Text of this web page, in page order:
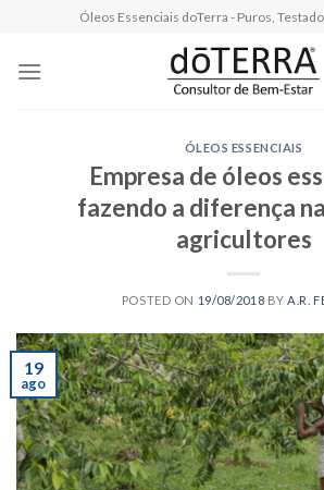
content
Óleos Essenciais doTerra - Puros,
ÓLEOS ESSENCIAIS
Empresa de óleos
fazendo a diferença
agricultores
POSTED ON 19/08/2018 BY A.R.
19
ago